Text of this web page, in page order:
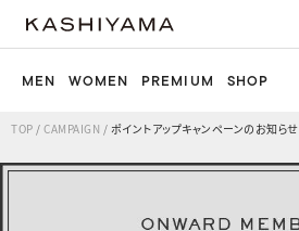
MEN WOMEN PREMIUM SHOP
TOP / CAMPAIGN / ポイントアップキャンペーンのお知らせ